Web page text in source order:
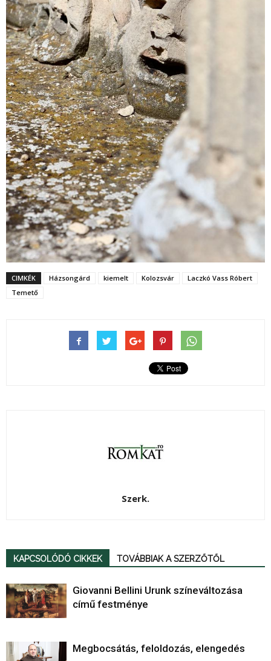
CIMKÉK Házsongárd kiemelt Kolozsvár
Laczkó Vass Róbert
Temető
Szerk.
KAPCSOLÓDÓ CIKKEK TOVÁBBIAK A SZERZŐTŐL
Giovanni Bellini Urunk színeváltozása
című festménye
Megbocsátás, feloldozás, elengedés